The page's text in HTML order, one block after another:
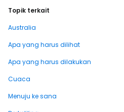
Topik terkait
Australia
Apa yang harus dilihat
Apa yang harus dilakukan
Cuaca
Menuju ke sana